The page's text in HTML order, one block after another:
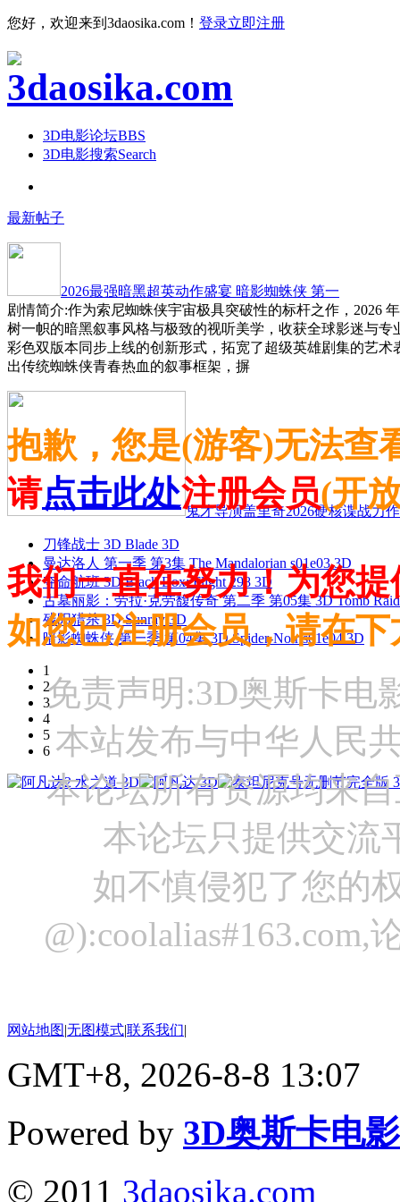
您好，欢迎来到3daosika.com！ 登录立即注册
3D电影论坛BBS
3D电影搜索Search
最新帖子
2026最强暗黑超英动作盛宴 暗影蜘蛛侠 第一
剧情简介:作为索尼蜘蛛侠宇宙极具突破性的标杆之作，2026
树一帜的暗黑叙事风格与极致的视听美学，收获全球影迷与
彩色双版本同步上线的创新形式，拓宽了超级英雄剧集的艺
出传统蜘蛛侠青春热血的叙事框架，摒
鬼才导演盖里奇2026硬核谍战力
刀锋战士 3D Blade 3D
曼达洛人 第一季 第3集 The Mandalorian s01e03 3D
夺命航班 3D Black Box: Flight 298 3D
古墓丽影：劳拉·克劳馥传奇 第二季 第05集 3D Tomb
残阳猎杀 3D Sunray 3D
暗影蜘蛛侠 第一季 第04集 3D Spider-Noir s01e04 3D
1
2
3
4
5
6
抱歉，您是(游客)无法查
请点击此处注册会员(开
我们一直在努力！为您
如您已注册会员，请在
免责声明:3D奥斯卡电
本站发布与中华人民
本论坛所有资源均来
本论坛只提供交流
如不慎侵犯了您的
网站地图|无图模式|联系我们|
GMT+8, 2026-8-8 13:07
Powered by 3D奥斯卡电
© 2011 3daosika.com